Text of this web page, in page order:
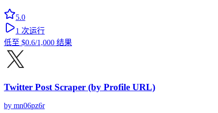
5.0
1 次运行
低至 $0.6/1,000 结果
Twitter Post Scraper (by Profile URL)
by mn06pz6r